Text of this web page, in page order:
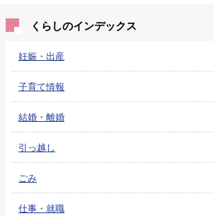
くらしのインデックス
妊娠・出産
子育て情報
結婚・離婚
引っ越し
ごみ
仕事・就職